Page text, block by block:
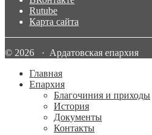
Rutube
Карта сайта
© 2026 · Ардатовская епархия
Главная
Епархия
Благочиния и приходы
История
Документы
Контакты